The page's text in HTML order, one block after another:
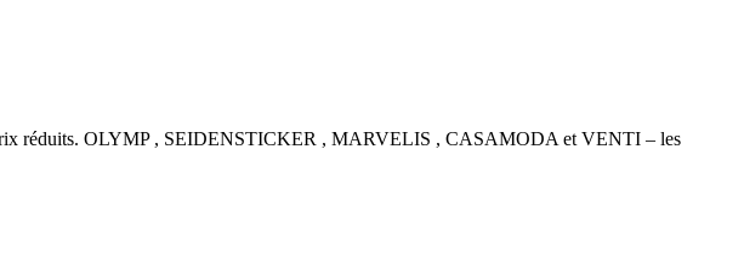
prix réduits. OLYMP , SEIDENSTICKER , MARVELIS , CASAMODA et VENTI – les